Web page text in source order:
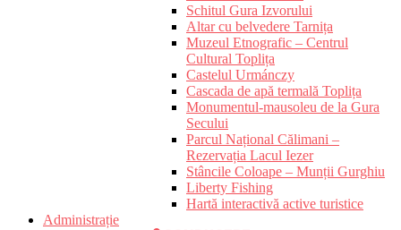
Schitul Gura Izvorului
Altar cu belvedere Tarnița
Muzeul Etnografic – Centrul
Cultural Toplița
Castelul Urmánczy
Cascada de apă termală Toplița
Monumentul-mausoleu de la Gura
Secului
Parcul Național Călimani –
Rezervația Lacul Iezer
Stâncile Coloape – Munții Gurghiu
Liberty Fishing
Hartă interactivă active turistice
Administrație